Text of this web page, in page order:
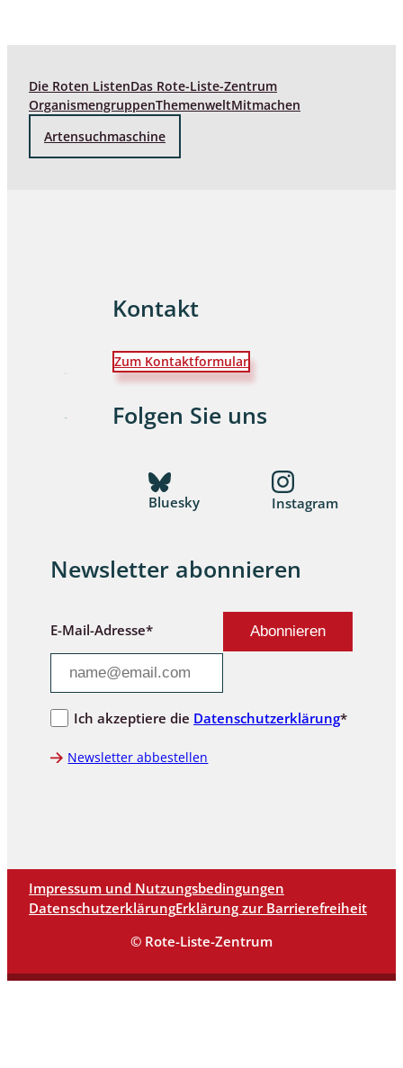
Die Roten ListenDas Rote-Liste-Zentrum
OrganismengruppenThemenweltMitmachen
Artensuchmaschine
Kontakt
Zum Kontaktformular
Folgen Sie uns
Bluesky Instagram
Newsletter abonnieren
E-Mail-Adresse*
Ich akzeptiere die Datenschutzerklärung*
Newsletter abbestellen
Impressum und Nutzungsbedingungen
DatenschutzerklärungErklärung zur Barrierefreiheit
© Rote-Liste-Zentrum